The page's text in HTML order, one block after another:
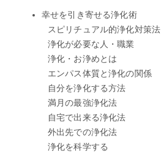
幸せを引き寄せる浄化術
スピリチュアル的浄化対策法
浄化が必要な人・職業
浄化・お浄めとは
エンパス体質と浄化の関係
自分を浄化する方法
満月の最強浄化法
自宅で出来る浄化法
外出先での浄化法
浄化を科学する